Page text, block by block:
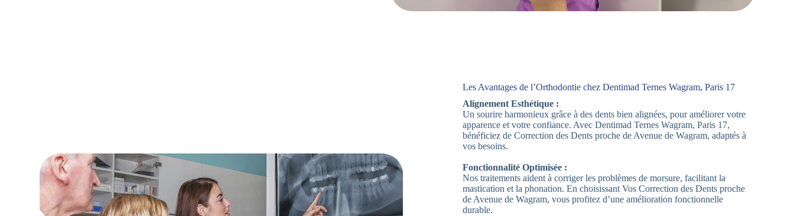
Les Avantages de l’Orthodontie chez Dentimad Ternes Wagram, Paris 17
Alignement Esthétique :
Un sourire harmonieux grâce à des dents bien alignées, pour améliorer votre
apparence et votre confiance. Avec Dentimad Ternes Wagram, Paris 17,
bénéficiez de Correction des Dents proche de Avenue de Wagram, adaptés à
vos besoins.
Fonctionnalité Optimisée :
Nos traitements aident à corriger les problèmes de morsure, facilitant la
mastication et la phonation. En choisissant Vos Correction des Dents proche
de Avenue de Wagram, vous profitez d’une amélioration fonctionnelle
durable.